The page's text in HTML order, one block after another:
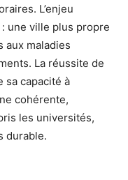
L’enjeu
une ville plus propre
aux maladies
La réussite de
sa capacité à
cohérente,
les universités,
durable.